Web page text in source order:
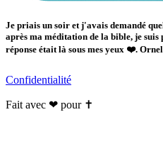
Je priais un soir et j'avais demandé
après ma méditation de la bible, je
réponse était là sous mes yeux ❤️.
Confidentialité
Fait avec ❤ pour ✝️️